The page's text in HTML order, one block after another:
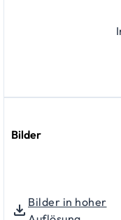
Bilder
Bilder in hoher